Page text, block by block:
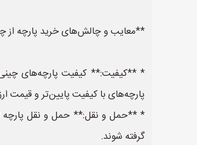
**معایب و چالش‌های خرید پارچه از
* **کیفیت:** کیفیت پارچه‌های چینی
پارچه‌های با کیفیت پایین‌تر و قیمت
* **حمل و نقل:** حمل و نقل پارچه از
گرفته شوند.